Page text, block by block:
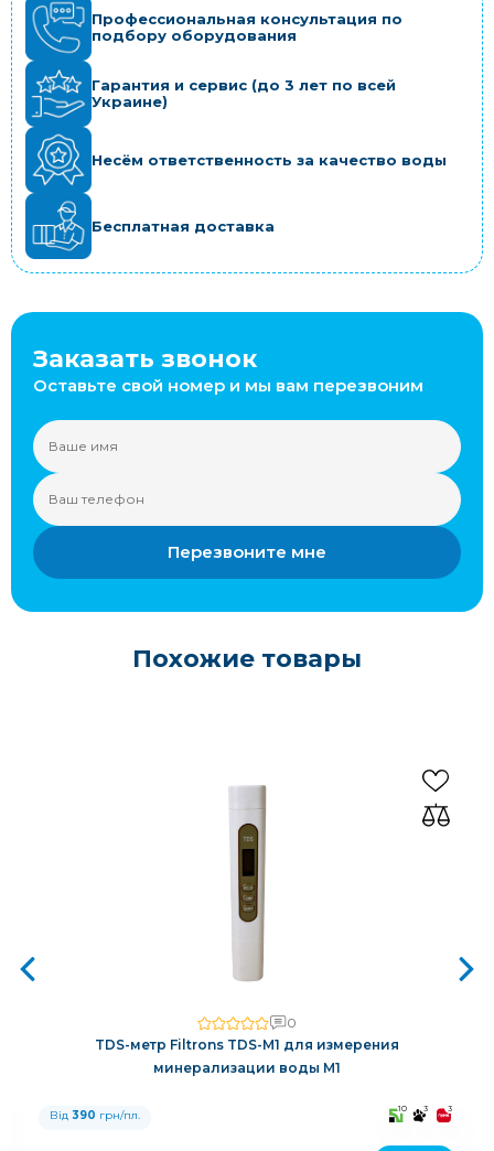
Профессиональная консультация по
подбору оборудования
Гарантия и сервис (до 3 лет по всей
Украине)
Несём ответственность за качество воды
Бесплатная доставка
Заказать звонок
Оставьте свой номер и мы вам перезвоним
Перезвоните мне
Похожие товары
0
TDS-метр Filtrons TDS-M1 для измерения
минерализации воды M1
Від 390 грн/пл. 10 3 3